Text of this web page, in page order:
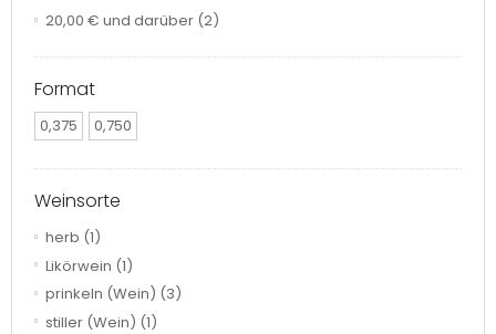
20,00 € und darüber (2)
Format
0,375 0,750
Weinsorte
herb (1)
Likörwein (1)
prinkeln (Wein) (3)
stiller (Wein) (1)